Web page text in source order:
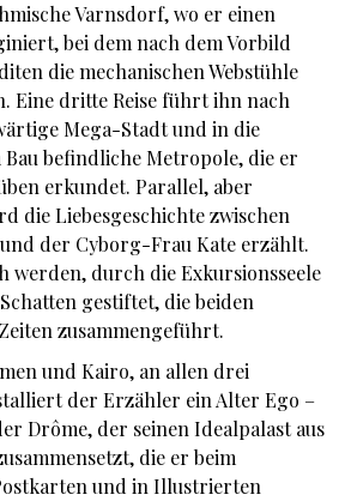
Varnsdorf, wo er einen
bei dem nach dem Vorbild
die mechanischen Webstühle
Eine dritte Reise führt ihn nach
Mega-Stadt und in die
befindliche Metropole, die er
erkundet. Parallel, aber
die Liebesgeschichte zwischen
der Cyborg-Frau Kate erzählt.
werden, durch die Exkursionsseele
Schatten gestiftet, die beiden
zusammengeführt.
und Kairo, an allen drei
der Erzähler ein Alter Ego –
Drôme, der seinen Idealpalast aus
die er beim
und in Illustrierten